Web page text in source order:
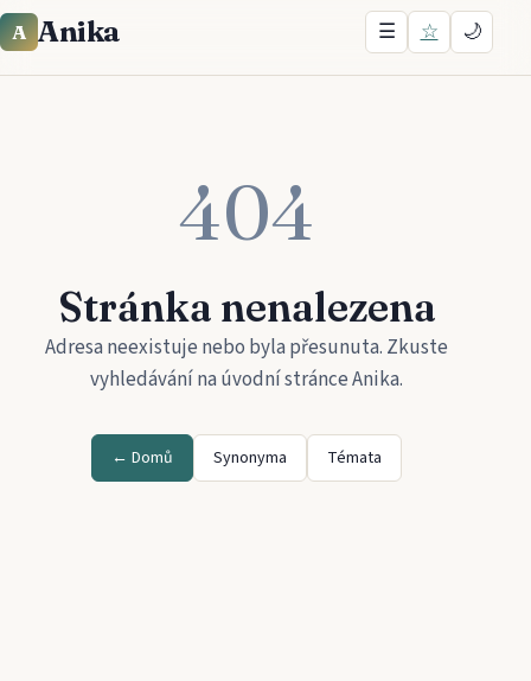
A Anika ☰ ☆ 🌙
404
Stránka nenalezena
Adresa neexistuje nebo byla přesunuta. Zkuste
vyhledávání na úvodní stránceAnika.
← Domů Synonyma Témata